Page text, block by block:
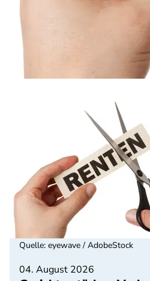
04. August 2026
Quelle: eyewave / AdobeStock